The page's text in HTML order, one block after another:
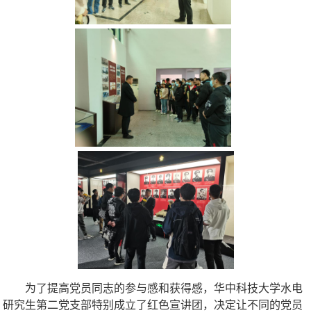
为了提高党员同志的参与感和获得感，华中科技大学水电
研究生第二党支部特别成立了红色宣讲团，决定让不同的党员